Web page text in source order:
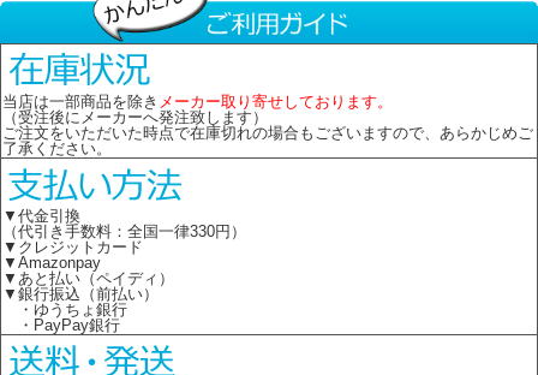
当店は一部商品を除き メーカー取り寄せしております。
（受注後にメーカーへ発注致します）
ご注文をいただいた時点で在庫切れの場合もございますので、あらかじめご
了承ください。
▼代金引換
（代引き手数料：全国一律330円）
▼クレジットカード
▼Amazonpay
▼あと払い（ペイディ）
▼銀行振込（前払い）
・ゆうちょ銀行
・PayPay銀行